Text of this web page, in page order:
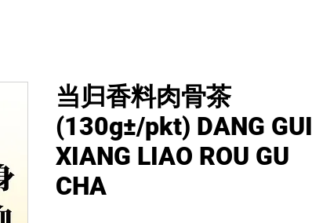
当归香料肉骨茶
(130g±/pkt) DANG GUI
XIANG LIAO ROU GU
CHA